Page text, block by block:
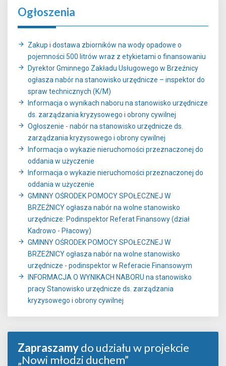
Ogłoszenia
Zakup i dostawa zbiorników na wody opadowe o
pojemności 500 litrów wraz z etykietami o finansowaniu
Dyrektor Gminnego Zakładu Usługowego w Brzeźnicy
ogłasza nabór na stanowisko urzędnicze – inspektor do
spraw technicznych (K/M)
Informacja o wynikach naboru na stanowisko urzędnicze
ds. zarządzania kryzysowego i obrony cywilnej
Ogłoszenie - nabór na stanowisko urzędnicze ds.
zarządzania kryzysowego i obrony cywilnej
Informacja o wykazie nieruchomości przeznaczonej do
oddania w użyczenie
Informacja o wykazie nieruchomości przeznaczonej do
oddania w użyczenie
GMINNY OŚRODEK POMOCY SPOŁECZNEJ W
BRZEŹNICY ogłasza nabór na wolne stanowisko
urzędnicze: Podinspektor Referat Finansowy (dział
Kadrowo - Płacowy)
GMINNY OŚRODEK POMOCY SPOŁECZNEJ W
BRZEŹNICY ogłasza nabór na wolne stanowisko
urzędnicze - podinspektor w Referacie Finansowym
INFORMACJA O WYNIKACH NABORU na stanowisko
pracy Stanowisko urzędnicze ds. zarządzania
kryzysowego i obrony cywilnej
Zapraszamydo udziału w projekcie
„Nowi młodzi duchem”